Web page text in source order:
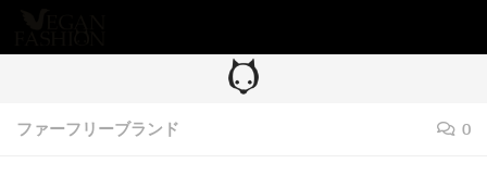
ファーフリーブランド 0